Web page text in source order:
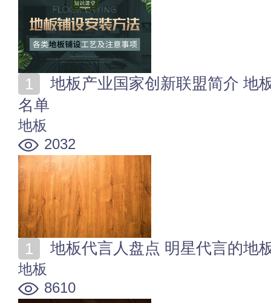
名单
地板
2032
地板代言人盘点 明星代言的地
地板
8610